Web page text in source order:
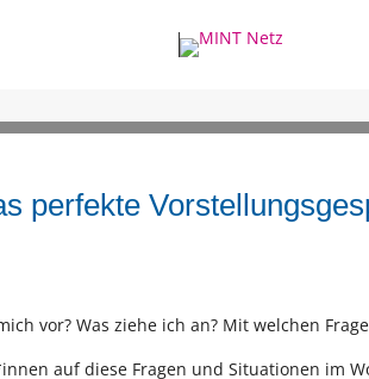
perfekte
vor? Was ziehe ich an? Mit welchen
auf diese Fragen und Situationen im